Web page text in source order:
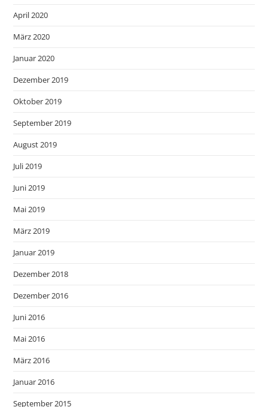
April 2020
März 2020
Januar 2020
Dezember 2019
Oktober 2019
September 2019
August 2019
Juli 2019
Juni 2019
Mai 2019
März 2019
Januar 2019
Dezember 2018
Dezember 2016
Juni 2016
Mai 2016
März 2016
Januar 2016
September 2015